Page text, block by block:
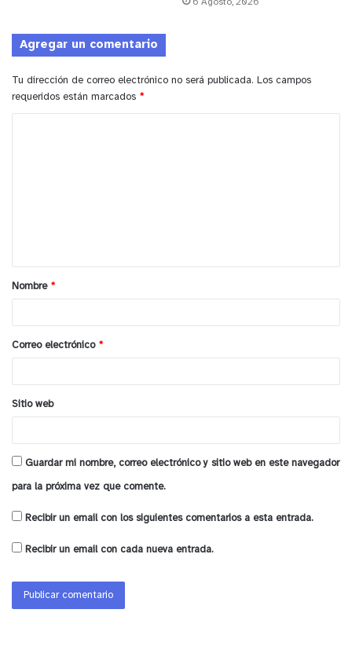
concluyó el Oficial.
Ambos imputados pasaron a control de detención
la jornada de ayer en el Tribunal de Garantía
Agregar un comentario
Tu dirección de correo electrónico no será publicada. Los campos
requeridos están marcados *
a
r
*
Nombre *
Correo electrónico *
Sitio web
Guardar mi nombre, correo electrónico y sitio web en este navegador
para la próxima vez que comente.
Recibir un email con los siguientes comentarios a esta entrada.
Recibir un email con cada nueva entrada.